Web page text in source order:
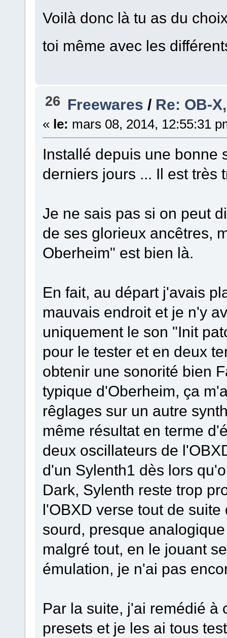
Voilà donc là tu as du
toi même avec les
26 Freewares / Re: OB-
« le: mars 08, 2014, 12:55:31
Installé depuis une bonne
derniers jours ... Il est très
Je ne sais pas si on peut
de ses glorieux ancêtres,
Oberheim" est bien là.
En fait, au départ j'avais
mauvais endroit et je n'y
uniquement le son "Init
pour le tester et en deux
obtenir une sonorité bien
typique d'Oberheim, ça
rêglages sur un autre
même résultat en terme
deux oscillateurs de
d'un Sylenth1 dès lors
Dark, Sylenth reste trop
l'OBXD verse tout de
sourd, presque
malgré tout, en le jouant
émulation, je n'ai pas
Par la suite, j'ai remédié à
presets et je les ai tous